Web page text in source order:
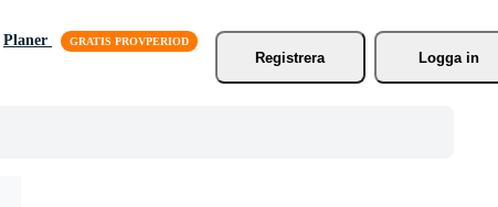
Planer
Registrera
Logga in